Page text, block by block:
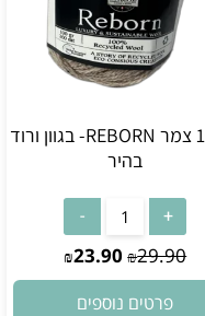
100% צמר REBORN- בגוון ורוד
בהיר
₪29.90
₪23.90
פרטים נוספים